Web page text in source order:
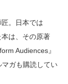
。日本では
は、その原著
Audiences』
ガも購読してい